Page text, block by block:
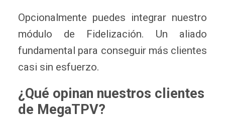
Opcionalmente puedes integrar nuestro
módulo de Fidelización. Un aliado
fundamental para conseguir más clientes
casi sin esfuerzo.
¿Qué opinan nuestros clientes
de MegaTPV?